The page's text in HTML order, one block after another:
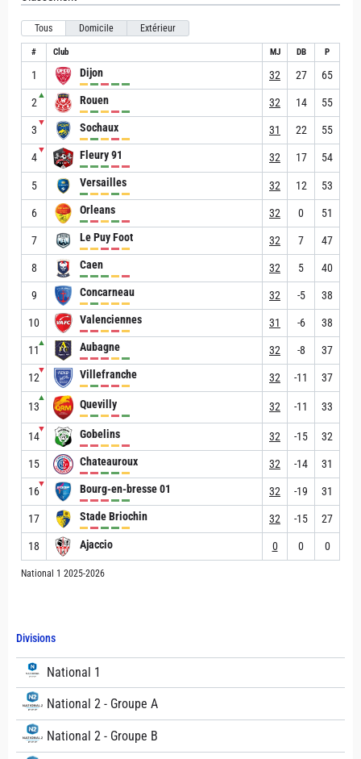
Divisions
National 1
National 2 - Groupe A
National 2 - Groupe B
Tous Domicile Extérieur
# Club MJ DB P
1 Dijon 32 27 65
2
▲ Rouen 32 14 55
3
▼ Sochaux 31 22 55
4
▼ Fleury 91 32 17 54
5 Versailles 32 12 53
6 Orleans 32 0 51
7 Le Puy Foot 32 7 47
8 Caen 32 5 40
9 Concarneau 32 -5 38
10 Valenciennes 31 -6 38
11
▲ Aubagne 32 -8 37
12
▼ Villefranche 32 -11 37
13
▲
Quevilly 32 -11 33
14
▼ Gobelins 32 -15 32
15 Chateauroux 32 -14 31
16
▼ Bourg-en-bresse 01 32 -19 31
17 Stade Briochin 32 -15 27
18 Ajaccio 0 0 0
National 1 2025-2026